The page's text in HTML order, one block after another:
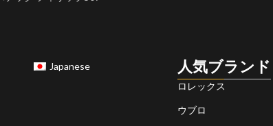
Japanese 人気ブランド
ロレックス
ウブロ